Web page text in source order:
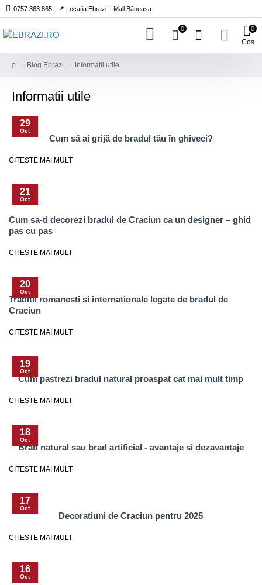
0757 363 865 📍 Locația Ebrazi – Mall Băneasa
0
Cos
0
Blog Ebrazi Informatii utile
Informatii utile
29
Oct
Cum să ai grijă de bradul tău în ghiveci?
CITESTE MAI MULT
21
Oct
Cum sa-ti decorezi bradul de Craciun ca un designer – ghid
pas cu pas
CITESTE MAI MULT
20
Oct
Traditii romanesti si internationale legate de bradul de
Craciun
CITESTE MAI MULT
19
Oct
Cum pastrezi bradul natural proaspat cat mai mult timp
CITESTE MAI MULT
18
Oct
Brad natural sau brad artificial - avantaje si dezavantaje
CITESTE MAI MULT
17
Oct
Decoratiuni de Craciun pentru 2025
CITESTE MAI MULT
16
Oct